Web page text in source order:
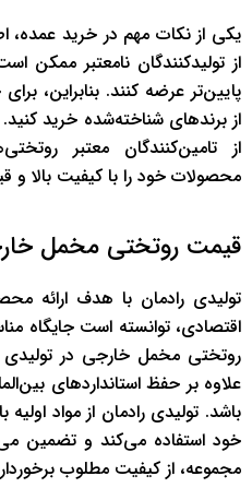
یکی از نکات مهم در خرید عمده،
از تولیدکنندگان نامعتبر
پایین‌تر عرضه کنند. بنابراین،
از برندهای شناخته‌شده خرید کنید.
از تامین‌کنندگان معتبر
محصولات خود را با کیفیت بالا و
قیمت روتختی مخمل
تولیدی رادمان با هدف ارائه
اقتصادی، توانسته است جایگاه
روتختی مخمل خارجی در تولیدی
علاوه بر حفظ استانداردهای
باشد. تولیدی رادمان از مواد
خود استفاده می‌کند و تضمین
مجموعه، از کیفیت مطلوب